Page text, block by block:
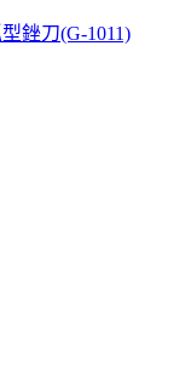
銼刀(G-1011)